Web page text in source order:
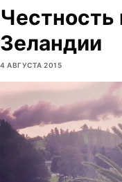
Честность
Зеландии
4 АВГУСТА 2015